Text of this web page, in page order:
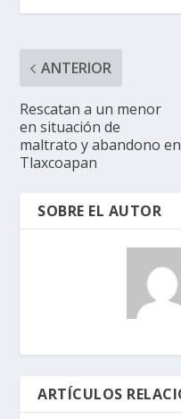
ANTERIOR
Rescatan a un menor
en situación de
maltrato y abandono en
Tlaxcoapan
SOBRE EL AUTOR
ARTÍCULOS